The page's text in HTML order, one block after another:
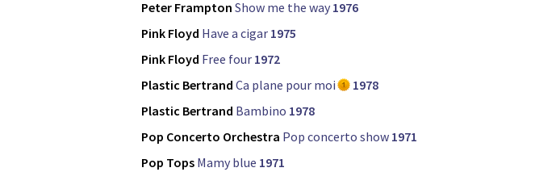
Peter Frampton Show me the way 1976
Pink Floyd Have a cigar 1975
Pink Floyd Free four 1972
Plastic Bertrand Ca plane pour moi
1978
Plastic Bertrand Bambino 1978
Pop Concerto Orchestra Pop concerto show 1971
Pop Tops Mamy blue 1971